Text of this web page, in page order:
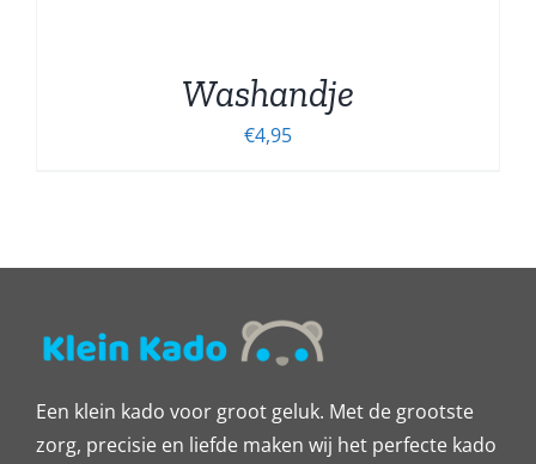
Washandje
€4,95
Een klein kado voor groot geluk. Met de grootste
zorg, precisie en liefde maken wij het perfecte kado